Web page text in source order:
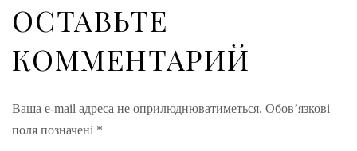
ОСТАВЬТЕ
КОММЕНТАРИЙ
Ваша e-mail адреса не оприлюднюватиметься. Обов’язкові
поля позначені *